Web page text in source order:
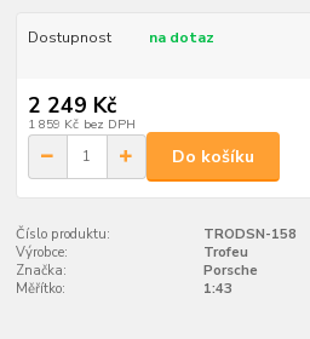
Dostupnost na dotaz
2 249 Kč
1 859 Kč bez DPH
Do košíku
Číslo produktu:
TRODSN-158
Výrobce:
Trofeu
Značka:
Porsche
Měřítko:
1:43